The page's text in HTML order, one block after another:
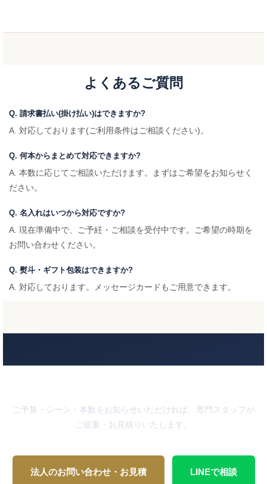
よくあるご質問
Q. 請求書払い(掛け払い)はできますか?
A. 対応しております(ご利用条件はご相談ください)。
Q. 何本からまとめて対応できますか?
A. 本数に応じてご相談いただけます。まずはご希望をお知らせく
ださい。
Q. 名入れはいつから対応ですか?
A. 現在準備中で、ご予紝・ご相談を受付中です。ご希望の時期を
お問い合わせください。
Q. 熨斗・ギフト包装はできますか?
A. 対応しております。メッセージカードもご用意できます。
ご予算・シーン・本数をお知らせいただければ、専門スタッフが
ご提案・お見積りいたします。
法人のお問い合わせ・お見積 LINEで相談